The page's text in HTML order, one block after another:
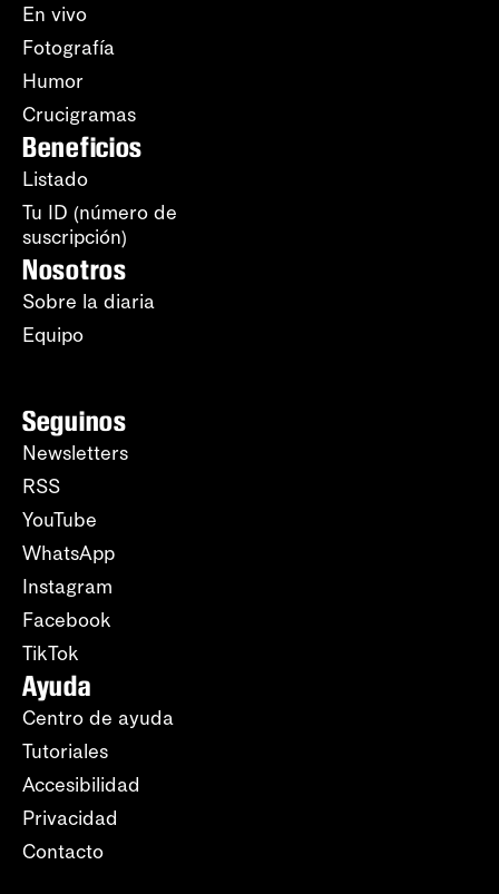
En vivo
Fotografía
Humor
Crucigramas
Beneficios
Listado
Tu ID (número de
suscripción)
Nosotros
Sobre la diaria
Equipo
Seguinos
Newsletters
RSS
YouTube
WhatsApp
Instagram
Facebook
TikTok
Ayuda
Centro de ayuda
Tutoriales
Accesibilidad
Privacidad
Contacto